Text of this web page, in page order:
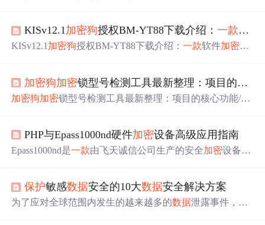
天诚信加密狗工具rockeyARMTool是一款专门为飞天诚信
加密狗系列产品设计的操作工具。它不仅支持对加密狗的
加方便地管理和控...
KISv12.1加密狗授权BM-YT88下载介绍：一款软件
KISv12.1 加密狗授权BM-YT88下载介绍：一款软件加密保
狗 授权(BM)-YT88，一款专注于软件加密和授权的解决方
案，成为许多企业和个人用户的信赖 选择。 项目介绍 KIS
加密狗加密锁型号检测工具最新整理：项目的核心功能/场景
加密狗加密锁型号检测工具最新整理：项目的核心功能/场
目介绍 在现代软件开发与硬件保护领域，加密狗加密锁型
号检测工具已成为一项重要的辅助工具。此工具专为解决
作，快速获取加...
PHP与Epass1000nd硬件加密设备高级应用指南
Epass1000nd是一款由飞天诚信公司生产的安全加密设备，
信。硬件加密狗（也称为USB加密狗或软件狗）是一种物
理设备，用于软件保护和授权验证。它通过与计算机上的
保护敏感数据安全的10大数据安全解决方案
为了应对全球范围内发生的越来越多的数据泄露事件，各